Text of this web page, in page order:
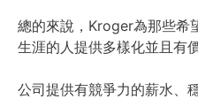
總的來說，Kroger為那些希
生涯的人提供多樣化並且有
公司提供有競爭力的薪水、